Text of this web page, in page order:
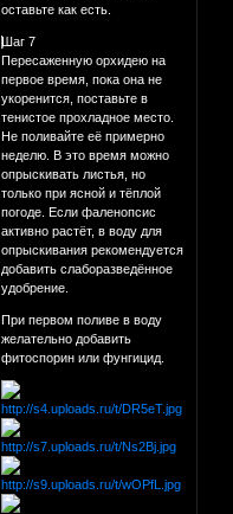
оставьте как есть.
⃣⃣Шаг 7
Пересаженную орхидею на
первое время, пока она не
укоренится, поставьте в
тенистое прохладное место.
Не поливайте её примерно
неделю. В это время можно
опрыскивать листья, но
только при ясной и тёплой
погоде. Если фаленопсис
активно растёт, в воду для
опрыскивания рекомендуется
добавить слаборазведённое
удобрение.
При первом поливе в воду
желательно добавить
фитоспорин или фунгицид.